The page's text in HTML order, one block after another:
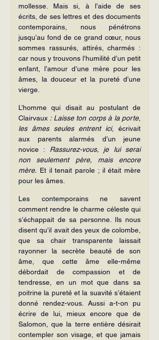
mollesse. Mais si, à l’aide de ses
écrits, de ses lettres et des documents
contemporains, nous pénétrons
jusqu’au fond de ce grand cœur, nous
sommes rassurés, attirés, charmés :
car nous y trouvons l’humilité d’un petit
enfant, l’amour d’une mère pour les
âmes, la douceur et la pureté d’une
vierge.
L’homme qui disait au postulant de
Clairvaux : Laisse ton corps à la porte
les
âmes seules entrent ici, écrivait
aux parents alarmés d’un jeune
novice : Rassurez-vous, je lui serai
non seulement père, mais encore
mère. Et il tenait parole ; il était mère
pour les âmes.
Les contemporains ne savent
comment rendre le charme céleste qui
s’échappait de sa personne. Ils nous
disent qu’il avait des yeux de colombe,
que sa chair transparente laissait
rayonner la secrète beauté de son
âme, que cette âme elle-même
débordait de compassion et de
tendresse, en un mot que dans sa
poitrine la pureté et la suavité s’étaient
donné rendez-vous. Aussi a-t-on pu
écrire de lui, mieux encore que de
Salomon, que la terre entière désirait
contempler son visage, et que jamais